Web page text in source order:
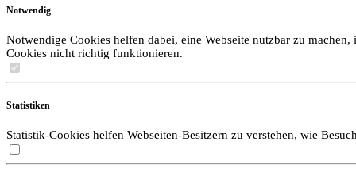
Notwendig
Notwendige Cookies helfen dabei, eine Webseite nutzbar zu
Cookies nicht richtig funktionieren.
Statistiken
Statistik-Cookies helfen Webseiten-Besitzern zu verstehen, wie